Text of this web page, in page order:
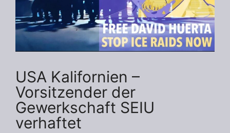
USA Kalifornien –
Vorsitzender der
Gewerkschaft SEIU
verhaftet